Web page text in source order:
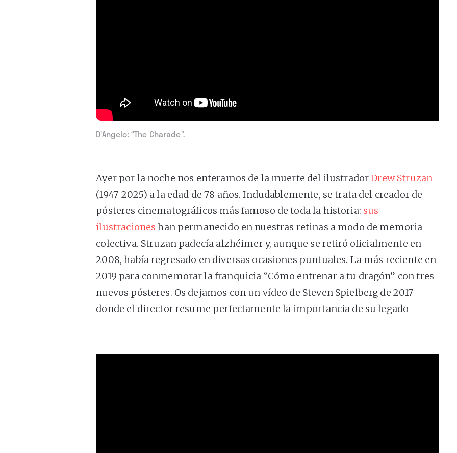
D’Angelo: “The Charade”.
Ayer por la noche nos enteramos de la muerte del ilustradorDrew Struzan
(1947-2025) a la edad de 78 años. Indudablemente, se trata del creador de
pósteres cinematográficos más famoso de toda la historia: sus
ilustraciones han permanecido en nuestras retinas a modo de memoria
colectiva. Struzan padecía alzhéimer y, aunque se retiró oficialmente en
2008, había regresado en diversas ocasiones puntuales. La más reciente en
2019 para conmemorar la franquicia “Cómo entrenar a tu dragón” con tres
nuevos pósteres. Os dejamos con un vídeo de Steven Spielberg de 2017
donde el director resume perfectamente la importancia de su legado